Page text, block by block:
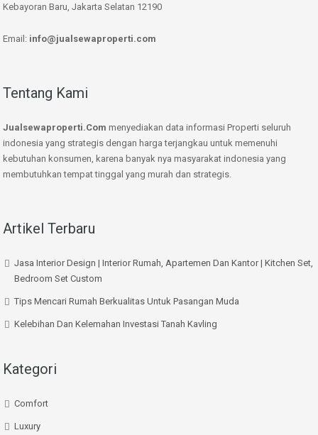
Kebayoran Baru, Jakarta Selatan 12190
Email: info@jualsewaproperti.com
Tentang Kami
Jualsewaproperti.Com menyediakan data informasi Properti seluruh
indonesia yang strategis dengan harga terjangkau untuk memenuhi
kebutuhan konsumen, karena banyak nya masyarakat indonesia yang
membutuhkan tempat tinggal yang murah dan strategis.
Artikel Terbaru
Jasa Interior Design | Interior Rumah, Apartemen Dan Kantor | Kitchen Set,
Bedroom Set Custom
Tips Mencari Rumah Berkualitas Untuk Pasangan Muda
Kelebihan Dan Kelemahan Investasi Tanah Kavling
Kategori
Comfort
Luxury